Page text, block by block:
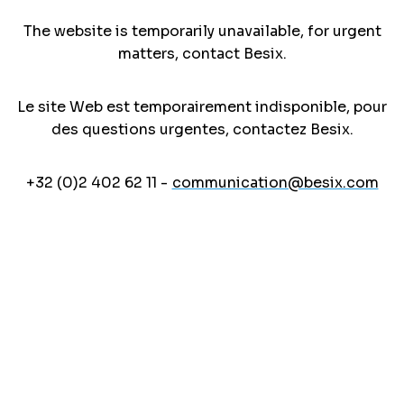
The website is temporarily unavailable, for urgent
matters, contact Besix.
Le site Web est temporairement indisponible, pour
des questions urgentes, contactez Besix.
+32 (0)2 402 62 11 - communication@besix.com